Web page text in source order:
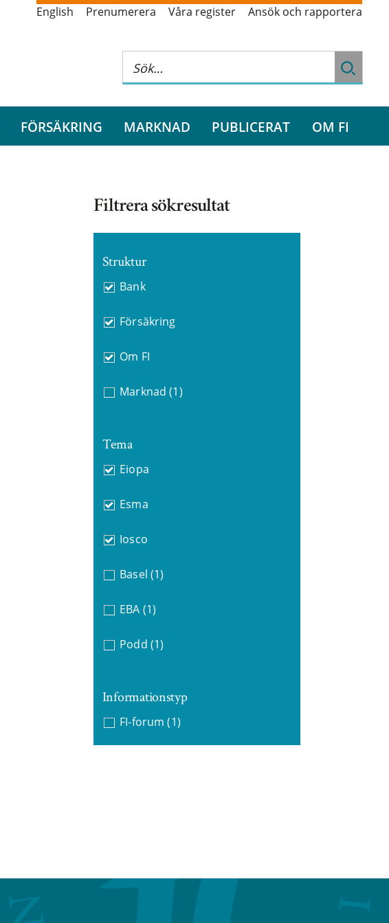
English Prenumerera Våra register Ansök och rapportera
FÖRSÄKRING MARKNAD PUBLICERAT OM FI
Filtrera sökresultat
Struktur
Bank
Försäkring
Om FI
Marknad (1)
Tema
Eiopa
Esma
Iosco
Basel (1)
EBA (1)
Podd (1)
Informationstyp
FI-forum (1)